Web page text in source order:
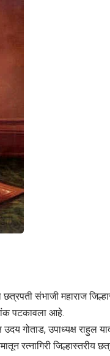
संभाजी महाराज
पटकावला आहे.
गोताड, उपाध्यक्ष राहुल
रत्नागिरी जिल्हास्तरीय